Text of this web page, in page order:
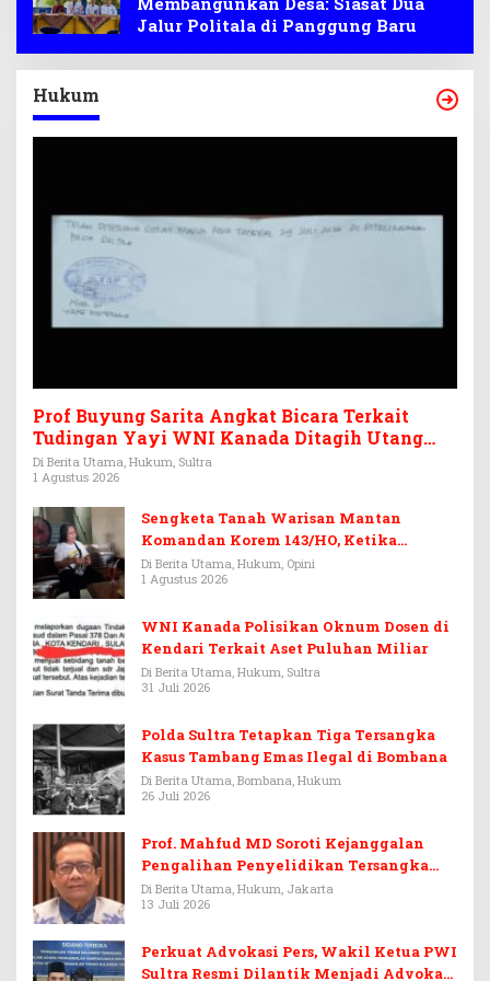
Jalur Politala di Panggung Baru
Hukum
Prof Buyung Sarita Angkat Bicara Terkait
Tudingan Yayi WNI Kanada Ditagih Utang
Rp3,6 Miliar
Di Berita Utama, Hukum, Sultra
1 Agustus 2026
Sengketa Tanah Warisan Mantan
Komandan Korem 143/HO, Ketika
Warisan Menjadi Arena Pemerasan
Di Berita Utama, Hukum, Opini
1 Agustus 2026
WNI Kanada Polisikan Oknum Dosen di
Kendari Terkait Aset Puluhan Miliar
Di Berita Utama, Hukum, Sultra
31 Juli 2026
Polda Sultra Tetapkan Tiga Tersangka
Kasus Tambang Emas Ilegal di Bombana
Di Berita Utama, Bombana, Hukum
26 Juli 2026
Prof. Mahfud MD Soroti Kejanggalan
Pengalihan Penyelidikan Tersangka
Febrie Adriansyah
Di Berita Utama, Hukum, Jakarta
13 Juli 2026
Perkuat Advokasi Pers, Wakil Ketua PWI
Sultra Resmi Dilantik Menjadi Advokat